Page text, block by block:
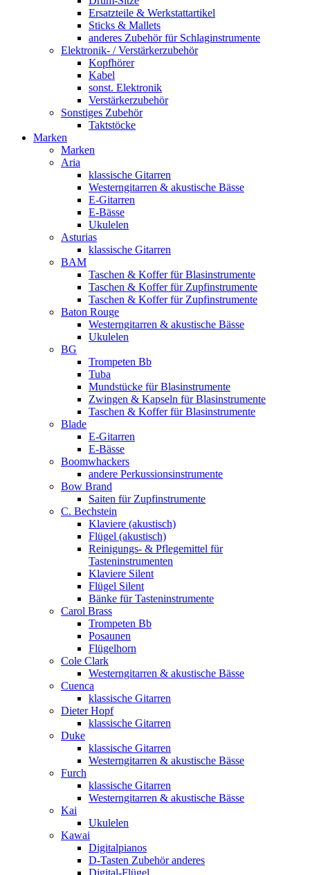
Ersatzteile & Werkstattartikel
Sticks & Mallets
anderes Zubehör für Schlaginstrumente
Elektronik- / Verstärkerzubehör
Kopfhörer
Kabel
sonst. Elektronik
Verstärkerzubehör
Sonstiges Zubehör
Taktstöcke
Marken
Marken
Aria
klassische Gitarren
Westerngitarren & akustische Bässe
E-Gitarren
E-Bässe
Ukulelen
Asturias
klassische Gitarren
BAM
Taschen & Koffer für Blasinstrumente
Taschen & Koffer für Zupfinstrumente
Taschen & Koffer für Zupfinstrumente
Baton Rouge
Westerngitarren & akustische Bässe
Ukulelen
BG
Trompeten Bb
Tuba
Mundstücke für Blasinstrumente
Zwingen & Kapseln für Blasinstrumente
Taschen & Koffer für Blasinstrumente
Blade
E-Gitarren
E-Bässe
Boomwhackers
andere Perkussionsinstrumente
Bow Brand
Saiten für Zupfinstrumente
C. Bechstein
Klaviere (akustisch)
Flügel (akustisch)
Reinigungs- & Pflegemittel für
Tasteninstrumenten
Klaviere Silent
Flügel Silent
Bänke für Tasteninstrumente
Carol Brass
Trompeten Bb
Posaunen
Flügelhorn
Cole Clark
Westerngitarren & akustische Bässe
Cuenca
klassische Gitarren
Dieter Hopf
klassische Gitarren
Duke
klassische Gitarren
Westerngitarren & akustische Bässe
Furch
klassische Gitarren
Westerngitarren & akustische Bässe
Kai
Ukulelen
Kawai
Digitalpianos
D-Tasten Zubehör anderes
Digital-Flügel